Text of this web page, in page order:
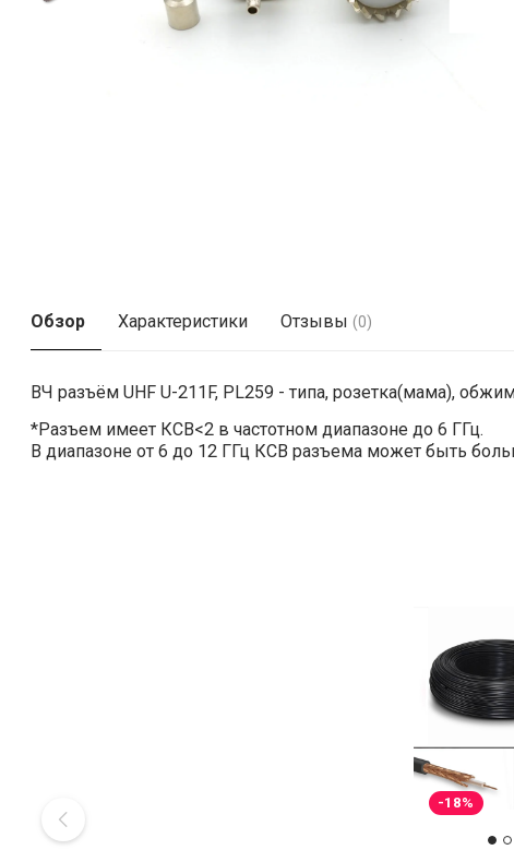
Обзор Характеристики Отзывы (0)
ВЧ разъём UHF U-211F, PL259 - типа, розетка(мама),
*Разъем имеет КСВ<2 в частотном диапазоне до 6 ГГц.
В диапазоне от 6 до 12 ГГц КСВ разъема может быть
-18%